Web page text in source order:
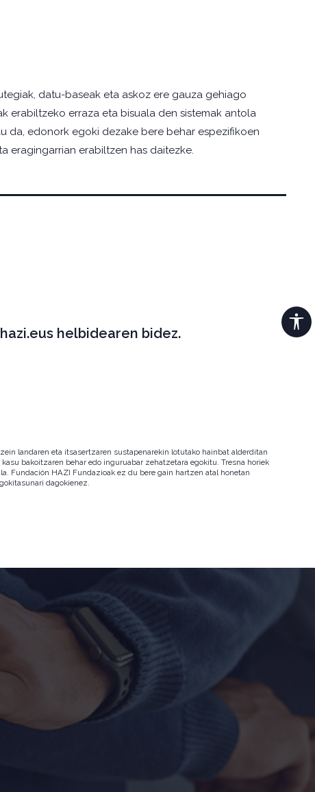
datu-baseak eta askoz ere gauza gehiago
erabiltzeko erraza eta bisuala den sistemak antola
da, edonork egoki dezake bere behar espezifikoen
eragingarrian erabiltzen has daitezke.
helbidearen bidez.
landaren eta itsasertzaren sustapenarekin lotutako hainbat alderditan
bakoitzaren behar edo inguruabar zehatzetara egokitu. Tresna horiek
Fundación HAZI Fundazioak ez du bere gain hartzen atal honetan
dagokienez.